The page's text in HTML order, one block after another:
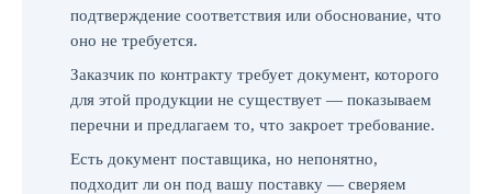
подтверждение соответствия или обоснование, что
оно не требуется.
Заказчик по контракту требует документ, которого
для этой продукции не существует — показываем
перечни и предлагаем то, что закроет требование.
Есть документ поставщика, но непонятно,
подходит ли он под вашу поставку — сверяем